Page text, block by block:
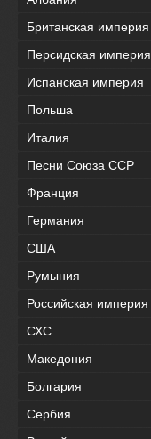
Британская империя
Персидская империя
Испанская империя
Польша
Италия
Песни Союза ССР
Франция
Германия
США
Румыния
Российская империя
СХС
Македония
Болгария
Сербия